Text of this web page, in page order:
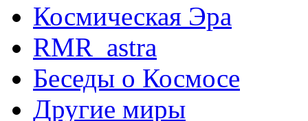
Космическая Эра
RMR_astra
Беседы о Космосе
Другие миры